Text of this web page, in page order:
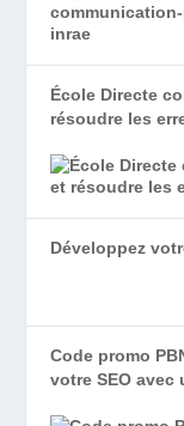
École Directe
résoudre les
Développez
Code promo
votre SEO avec